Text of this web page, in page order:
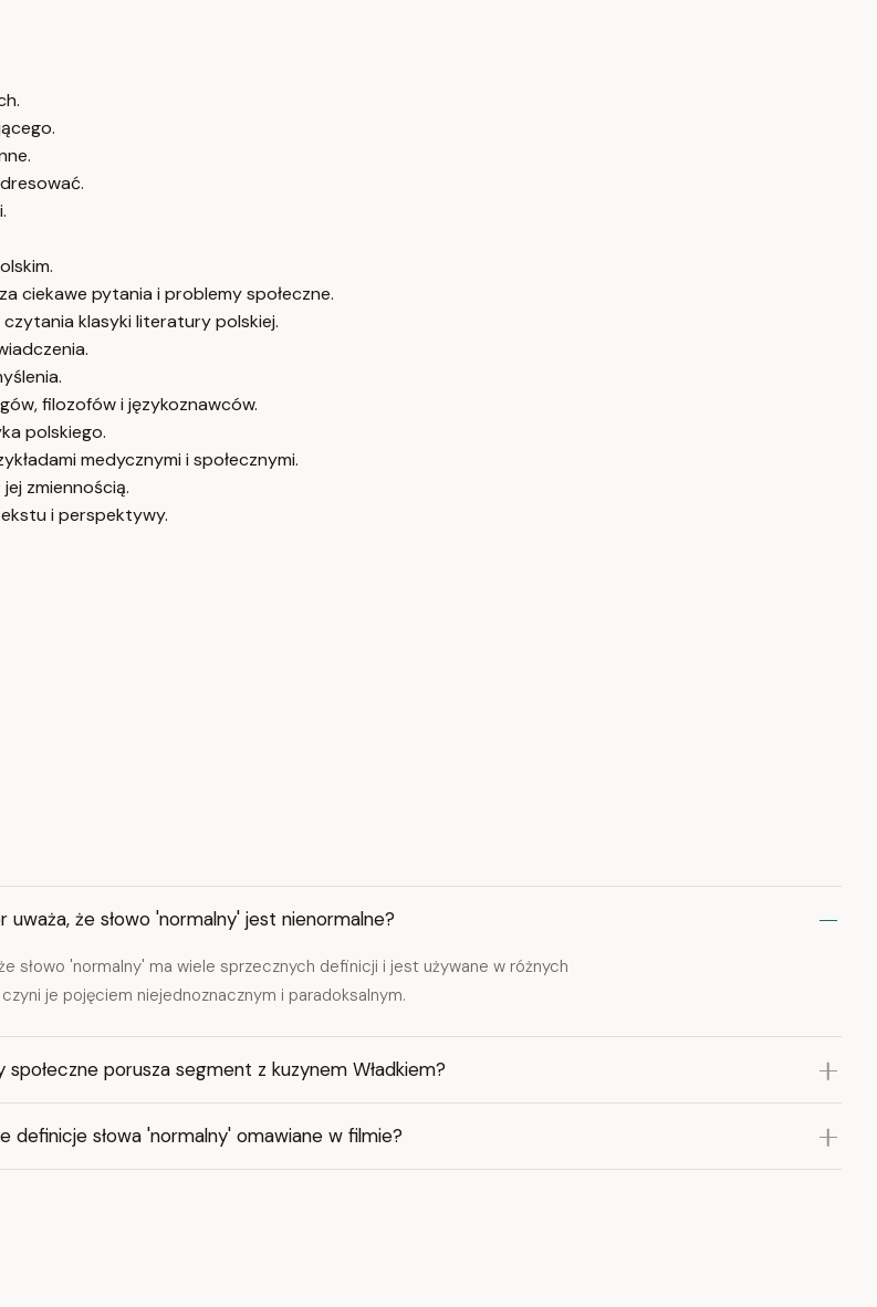
ciekawe pytania i problemy społeczne.
klasyki literatury polskiej.
filozofów i językoznawców.
polskiego.
medycznymi i społecznymi.
zmiennością.
i perspektywy.
uważa, że słowo 'normalny' jest nienormalne?
słowo 'normalny' ma wiele sprzecznych definicji i jest używane w różnych
je pojęciem niejednoznacznym i paradoksalnym.
społeczne porusza segment z kuzynem Władkiem?
definicje słowa 'normalny' omawiane w filmie?